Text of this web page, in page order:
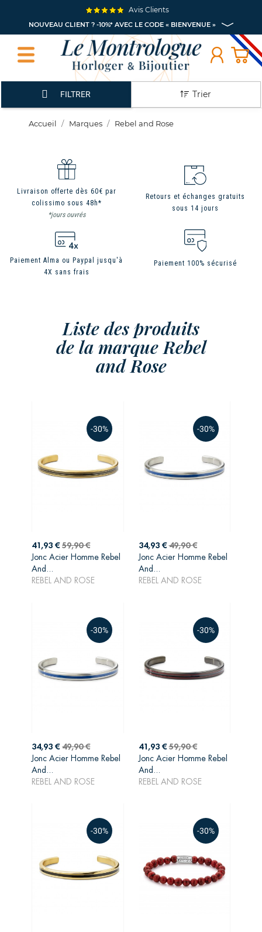
NOUVEAU CLIENT ? -10%* AVEC LE CODE « BIENVENUE »
Avis Clients
FILTRER Trier
Accueil Marques Rebel and Rose
Livraison offerte dès 60€ par
colissimo sous 48h*
*jours ouvrés
Retours et échanges gratuits
sous 14 jours
Paiement Alma ou Paypal jusqu'à
4X sans frais
Paiement 100% sécurisé
Liste des produits
de la marque Rebel
and Rose
Prix
41,93 €Prix
de
59,90 €
-30%
Jonc Acier Homme Rebel
And...
REBEL AND ROSE
AJOUTER AU
Prix
34,93 €Prix
de
49,90 €
-30%
Jonc Acier Homme Rebel
And...
REBEL AND ROSE
AJOUTER AU
Prix
34,93 €Prix
de
49,90 €
-30%
Jonc Acier Homme Rebel
And...
REBEL AND ROSE
AJOUTER AU
Prix
41,93 €Prix
de
59,90 €
-30%
Jonc Acier Homme Rebel
And...
REBEL AND ROSE
AJOUTER AU
-30% -30%